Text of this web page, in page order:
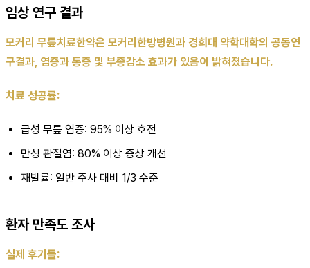
임상 연구 결과
모커리 무릎치료한약은 모커리한방병원과 경희대 약학대학의 공동연
구결과, 염증과 통증 및 부종감소 효과가 있음이 밝혀졌습니다.
치료 성공률:
급성 무릎 염증: 95% 이상 호전
만성 관절염: 80% 이상 증상 개선
재발률: 일반 주사 대비 1/3 수준
환자 만족도 조사
실제 후기들: